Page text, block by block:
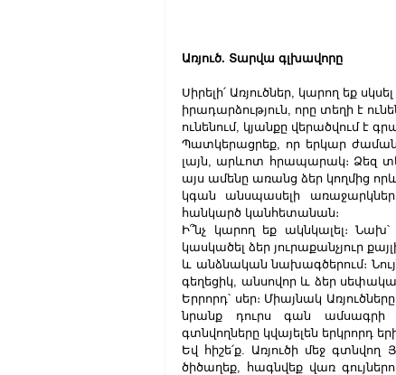
Առյուծ. Տարվա գլխավորը
Սիրելի՛ Առյուծներ, կարող եք
իրադարձություն, որը տեղի է
ունենում, կյանքը վերածվում է
Պատկերացրեք, որ երկար
լայն, արևոտ հրապարակ։ Ձեզ
այս ամենը առանց ձեր կողմից
կգան անսպասելի
հանկարծ կանհետանան։
Ի՞նչ կարող եք ակնկալել։
կասկածել ձեր յուրաքանչյուր
և անձնական նախագծերում։
գեղեցիկ, անսովոր և ձեր
Երրորդ՝ սեր։ Միայնակ
նրանք դուրս գան ամսագրի
գտնվողները կվայելեն երկրորդ
Եվ հիշե՛ք. Առյուծի մեջ գտնվող
ծիծաղեք, հագնվեք վառ